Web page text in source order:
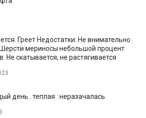
и за его пределами в любую погоду. Вы
комфортно при длительных
резких перепадах температуры,
из офиса или транспорта на улицу.
полотна предназначена для
в холодную и очень холодную
различных видов пряжи с
шерсти во внешнем слое, а также
обеспечивают эффективное
на внутренней стороне полотна
за счет воздушной прослойки.
Греет Недостатки: Не внимательно
мериносы небольшой процент
Не скатывается, не растягивается
день . теплая . неразачалась